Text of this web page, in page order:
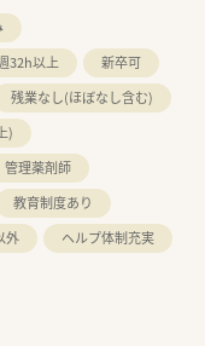
32h以上
新卒可
残業なし(ほぼなし含む)
)
管理薬剤師
教育制度あり
外
ヘルプ体制充実